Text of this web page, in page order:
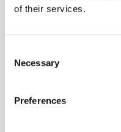
of their services.
Selection
Necessary
Preferences